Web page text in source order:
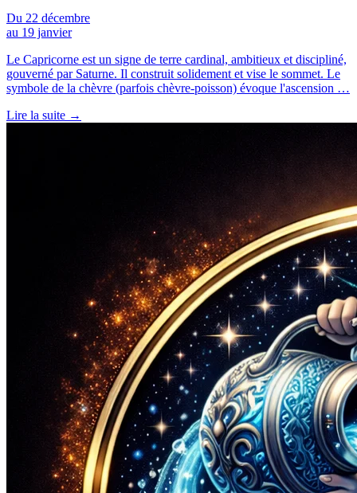
Du 22 décembre
au 19 janvier
Le Capricorne est un signe de terre cardinal, ambitieux et discipliné,
gouverné par Saturne. Il construit solidement et vise le sommet. Le
symbole de la chèvre (parfois chèvre-poisson) évoque l'ascension …
Lire la suite →